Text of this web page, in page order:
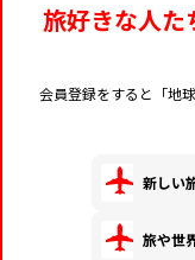
旅好きな人た
会員登録をすると「地
新しい
旅や世